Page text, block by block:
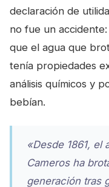
declaración de
no fue un
que el agua que
tenía propiedades
análisis químicos y
bebían.
«Desde 1861, el
Cameros ha
generación tras